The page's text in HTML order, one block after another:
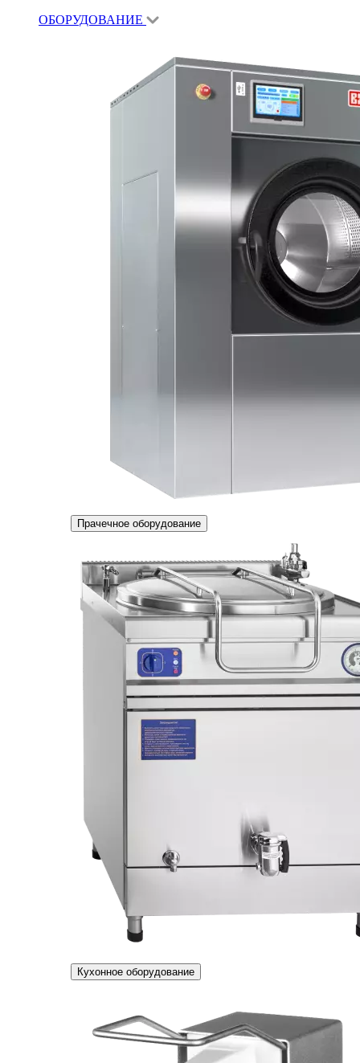
ОБОРУДОВАНИЕ
Прачечное оборудование
Кухонное оборудование